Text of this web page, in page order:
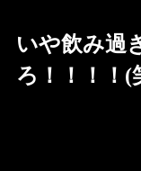
いや飲み過
ろ！！！！(